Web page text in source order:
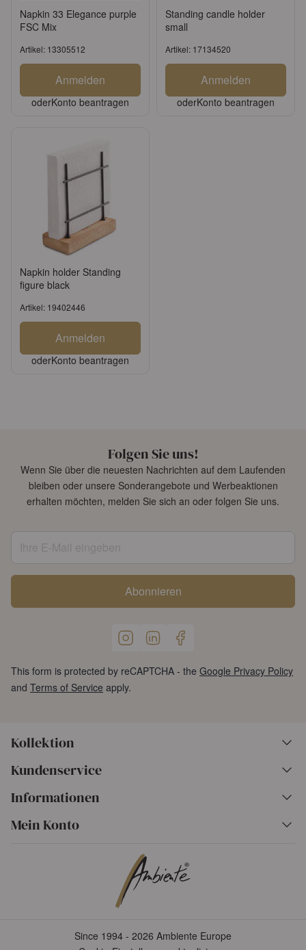
Napkin 33 Elegance purple
FSC Mix
Artikel: 13305512
Anmelden
oderKonto beantragen
Standing candle holder
small
Artikel: 17134520
Anmelden
oderKonto beantragen
Napkin holder Standing
figure black
Artikel: 19402446
Anmelden
oderKonto beantragen
Folgen Sie uns!
Wenn Sie über die neuesten Nachrichten auf dem Laufenden
bleiben oder unsere Sonderangebote und Werbeaktionen
erhalten möchten, melden Sie sich an oder folgen Sie uns.
Abonnieren
This form is protected by reCAPTCHA - the Google Privacy Policy
and Terms of Service apply.
Kollektion
Kundenservice
Informationen
Mein Konto
Since 1994 - 2026 Ambiente Europe